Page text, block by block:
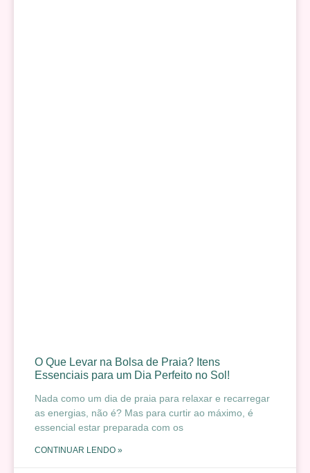
O Que Levar na Bolsa de Praia? Itens
Essenciais para um Dia Perfeito no Sol!
Nada como um dia de praia para relaxar e recarregar
as energias, não é? Mas para curtir ao máximo, é
essencial estar preparada com os
CONTINUAR LENDO »